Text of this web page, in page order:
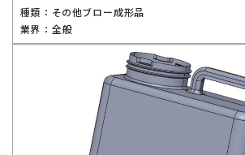
種類 ： その他ブロー成形品
業界 ： 全般